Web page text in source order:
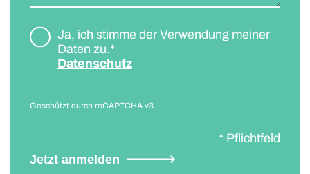
Ja, ich stimme der Verwendung meiner
Daten zu.*
Datenschutz
Geschützt durch reCAPTCHA v3
* Pflichtfeld
Jetzt anmelden